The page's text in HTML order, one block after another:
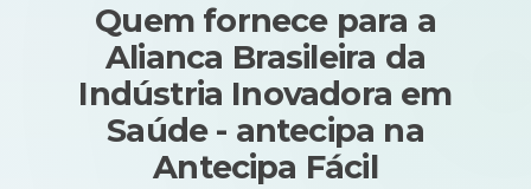
Quem fornece para a
Alianca Brasileira da
Indústria Inovadora em
Saúde - antecipa na
Antecipa Fácil